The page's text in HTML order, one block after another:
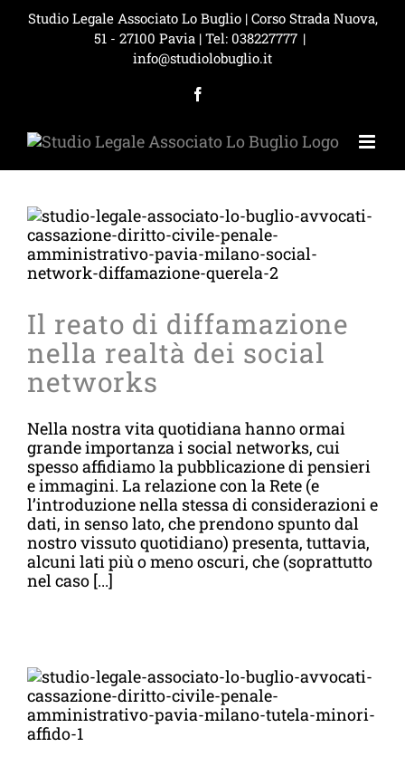
SkipStudio Legale Associato Lo Buglio | Corso Strada Nuova,
51 - 27100 Pavia | Tel: 038227777 |
info@studiolobuglio.it
Il reato di diffamazione
nella realtà dei social
networks
Nella nostra vita quotidiana hanno ormai
grande importanza i social networks, cui
spesso affidiamo la pubblicazione di pensieri
e immagini. La relazione con la Rete (e
l’introduzione nella stessa di considerazioni e
dati, in senso lato, che prendono spunto dal
nostro vissuto quotidiano) presenta, tuttavia,
alcuni lati più o meno oscuri, che (soprattutto
nel caso [...]